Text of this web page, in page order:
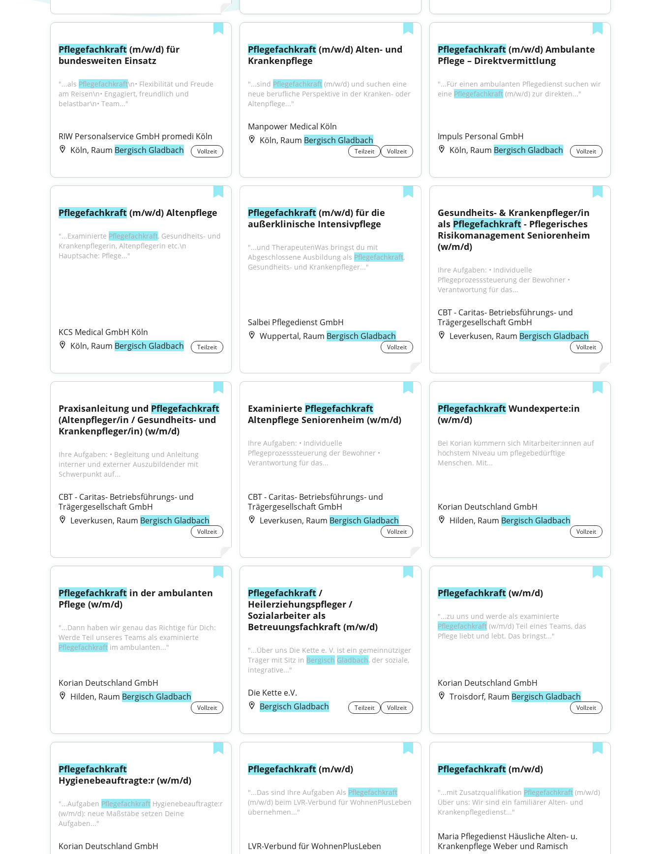
Pflegefachkraft (m/w/d) für
bundesweiten Einsatz
"...als Pflegefachkraft\n• Flexibilität und Freude
am Reisen\n• Engagiert, freundlich und
belastbar\n• Team..."
RIW Personalservice GmbH promedi Köln
Köln, Raum Bergisch Gladbach Vollzeit
Pflegefachkraft (m/w/d) Alten- und
Krankenpflege
"...sind Pflegefachkraft (m/w/d) und suchen eine
neue berufliche Perspektive in der Kranken- oder
Altenpflege..."
Manpower Medical Köln
Köln, Raum Bergisch Gladbach
Teilzeit Vollzeit
Pflegefachkraft (m/w/d) Ambulante
Pflege – Direktvermittlung
"...Für einen ambulanten Pflegedienst suchen wir
eine Pflegefachkraft (m/w/d) zur direkten..."
Impuls Personal GmbH
Köln, Raum Bergisch Gladbach Vollzeit
Pflegefachkraft (m/w/d) Altenpflege
"...Examinierte Pflegefachkraft, Gesundheits- und
Krankenpflegerin, Altenpflegerin etc.\n
Hauptsache: Pflege..."
KCS Medical GmbH Köln
Köln, Raum Bergisch Gladbach Teilzeit
Pflegefachkraft (m/w/d) für die
außerklinische Intensivpflege
"...und TherapeutenWas bringst du mit
Abgeschlossene Ausbildung als Pflegefachkraft,
Gesundheits- und Krankenpfleger..."
Salbei Pflegedienst GmbH
Wuppertal, Raum Bergisch Gladbach
Vollzeit
Gesundheits- & Krankenpfleger/in
als Pflegefachkraft - Pflegerisches
Risikomanagement Seniorenheim
(w/m/d)
Ihre Aufgaben: • Individuelle
Pflegeprozesssteuerung der Bewohner •
Verantwortung für das...
CBT - Caritas- Betriebsführungs- und
Trägergesellschaft GmbH
Leverkusen, Raum Bergisch Gladbach
Vollzeit
Praxisanleitung und Pflegefachkraft
(Altenpfleger/in / Gesundheits- und
Krankenpfleger/in) (w/m/d)
Ihre Aufgaben: • Begleitung und Anleitung
interner und externer Auszubildender mit
Schwerpunkt auf...
CBT - Caritas- Betriebsführungs- und
Trägergesellschaft GmbH
Leverkusen, Raum Bergisch Gladbach
Vollzeit
Examinierte Pflegefachkraft
Altenpflege Seniorenheim (w/m/d)
Ihre Aufgaben: • Individuelle
Pflegeprozesssteuerung der Bewohner •
Verantwortung für das...
CBT - Caritas- Betriebsführungs- und
Trägergesellschaft GmbH
Leverkusen, Raum Bergisch Gladbach
Vollzeit
Pflegefachkraft Wundexperte:in
(w/m/d)
Bei Korian kümmern sich Mitarbeiter:innen auf
höchstem Niveau um pflegebedürftige
Menschen. Mit...
Korian Deutschland GmbH
Hilden, Raum Bergisch Gladbach
Vollzeit
Pflegefachkraft in der ambulanten
Pflege (w/m/d)
"...Dann haben wir genau das Richtige für Dich:
Pflegefachkraft im ambulanten..."
Korian Deutschland GmbH
Hilden, Raum Bergisch Gladbach
Vollzeit
Pflegefachkraft /
Heilerziehungspfleger /
Sozialarbeiter als
Betreuungsfachkraft (m/w/d)
"...Über uns Die Kette e. V. ist ein gemeinnütziger
Träger mit Sitz in Bergisch Gladbach, der soziale,
integrative..."
Die Kette e.V.
Bergisch Gladbach
Teilzeit Vollzeit
Pflegefachkraft (w/m/d)
Pflegefachkraft (w/m/d) Teil eines Teams, das
Pflege liebt und lebt. Das bringst..."
Korian Deutschland GmbH
Troisdorf, Raum Bergisch Gladbach
Vollzeit
Pflegefachkraft
Hygienebeauftragte:r (w/m/d)
"...Aufgaben Pflegefachkraft Hygienebeauftragte:r
(w/m/d): neue Maßstäbe setzen Deine
Aufgaben..."
Korian Deutschland GmbH
Pflegefachkraft (m/w/d)
"...Das sind Ihre Aufgaben Als Pflegefachkraft
(m/w/d) beim LVR-Verbund für WohnenPlusLeben
übernehmen..."
LVR-Verbund für WohnenPlusLeben
Pflegefachkraft (m/w/d)
"...mit Zusatzqualifikation Pflegefachkraft (m/w/d)
Über uns: Wir sind ein familiärer Alten- und
Krankenpflegedienst..."
Maria Pflegedienst Häusliche Alten- u.
Krankenpflege Weber und Ramisch